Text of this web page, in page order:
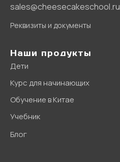
sales@cheesecakeschool.ru
Реквизиты и документы
Наши продукты
Дети
Курс для начинающих
Обучение в Китае
Учебник
Блог